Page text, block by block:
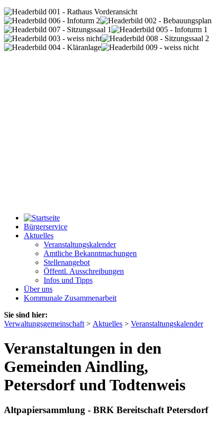
Bürgerservice
Aktuelles
Veranstaltungskalender
Amtliche Bekanntmachungen
Stellenangebot
Öffentl. Ausschreibungen
Infos und Tipps
Über uns
Kommunale Zusammenarbeit
Sie sind hier:
Verwaltungsgemeinschaft > Aktuelles > Veranstaltungskalender
Veranstaltungen in den
Gemeinden Aindling,
Petersdorf und Todtenweis
Altpapiersammlung - BRK Bereitschaft Petersdorf